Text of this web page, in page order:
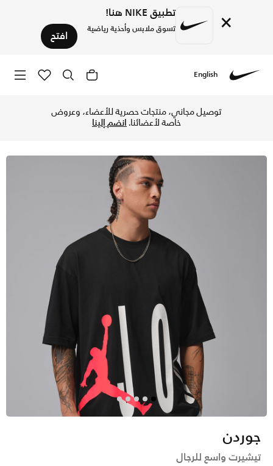
× تطبيق NIKE هنا!
تسوق ملابس وأحذية رياضية افتح
English
توصيل مجاني، منتجات حصرية للأعضاء، وعروض
خاصة لأعضائنا.انضم إلينا
جوردن
تيشيرت واسع للرجال